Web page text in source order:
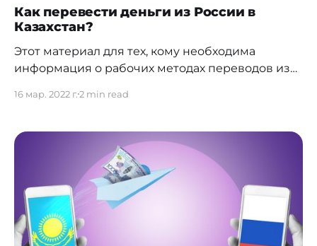
Как перевести деньги из России в
Казахстан?
Этот материал для тех, кому необходима
информация о рабочих методах переводов из
собственными деньгами. И… вариантов ещё
держателя карты "Сбербанка России" на
"Сбербанк Казахстан". Тут всё просто: выбираете
"Международные переводы", вбиваете номер
телефона получателя, сумму и отправить.
16 мар. 2022 г.2 min read